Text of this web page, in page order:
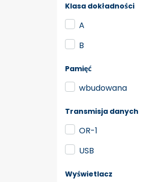
Klasa dokładności
A
B
Pamięć
wbudowana
Transmisja danych
OR-1
USB
Wyświetlacz